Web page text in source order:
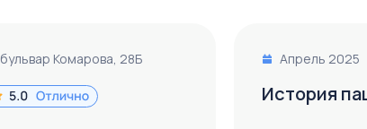
Апрель 2025
История
бульвар Комарова, 28Б